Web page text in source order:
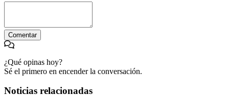
Comentar
¿Qué opinas hoy?
Sé el primero en encender la conversación.
Noticias relacionadas